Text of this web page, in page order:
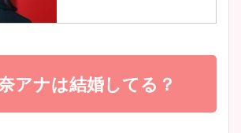
宇賀神メグアナのニット画像
小室瑛莉子のカップ画像まと
め！足が美脚でニット衣装も
かわいい！
アナは結婚してる？